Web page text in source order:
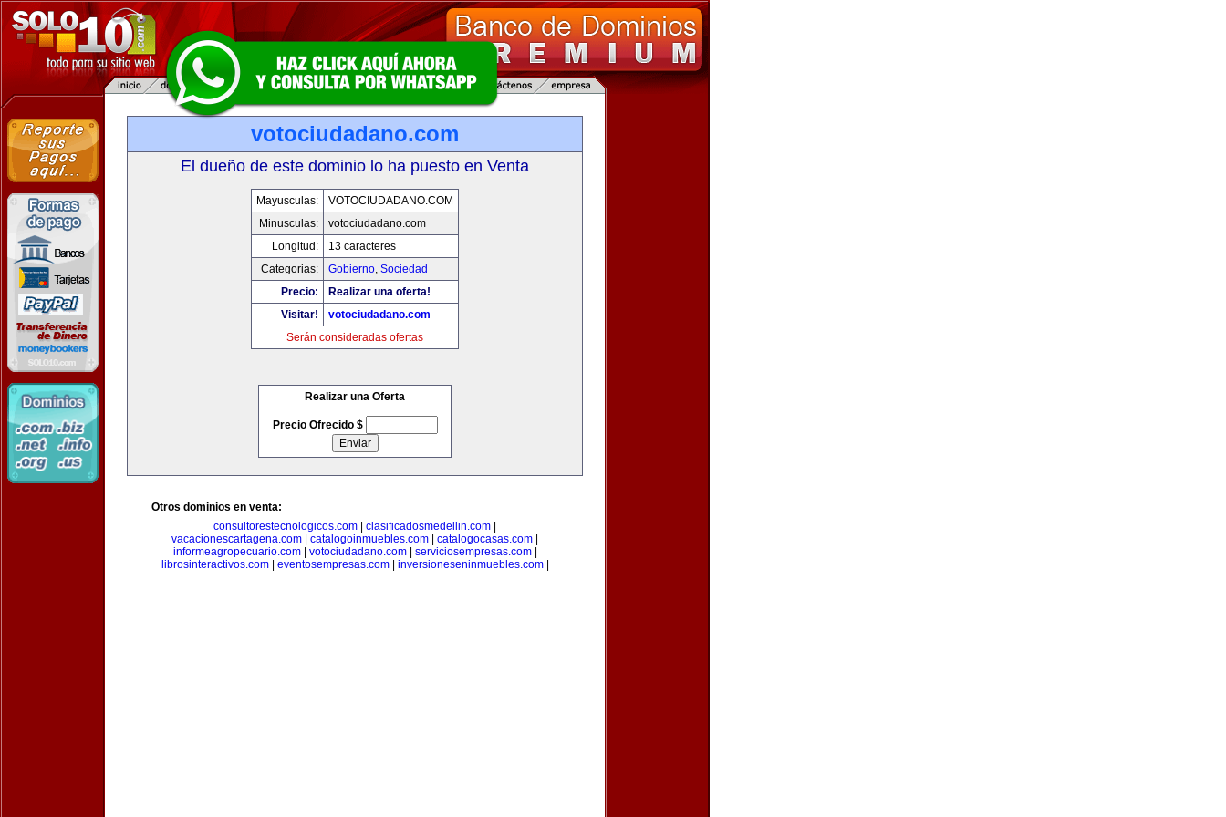
votociudadano.com
El dueño de este dominio lo ha puesto en Venta
Mayusculas:
VOTOCIUDADANO.COM
Minusculas:
votociudadano.com
Longitud:
13 caracteres
Categorias:
Gobierno, Sociedad
Precio:
Realizar una oferta!
Visitar!
votociudadano.com
Serán consideradas ofertas
Realizar una Oferta
Precio Ofrecido $
Otros dominios en venta:
consultorestecnologicos.com
clasificadosmedellin.com
vacacionescartagena.com
catalogoinmuebles.com catalogocasas.com
informeagropecuario.com| votociudadano.com| serviciosempresas.com|
librosinteractivos.com| eventosempresas.com| inversioneseninmuebles.com|